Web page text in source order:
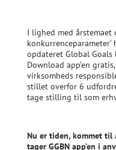
I lighed med årstemaet
opdateret Global Goals
Download app’en
virksomheds
stillet overfor 6
tage stilling til som
Nu er tiden, kommet til
tager GGBN app’en i